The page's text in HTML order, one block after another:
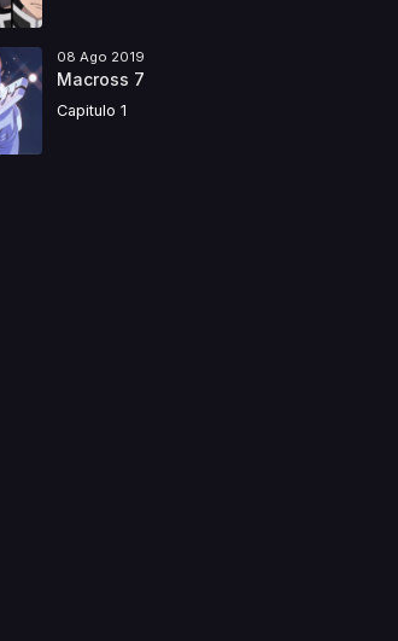
08 Ago 2019
Macross 7
Capitulo 1